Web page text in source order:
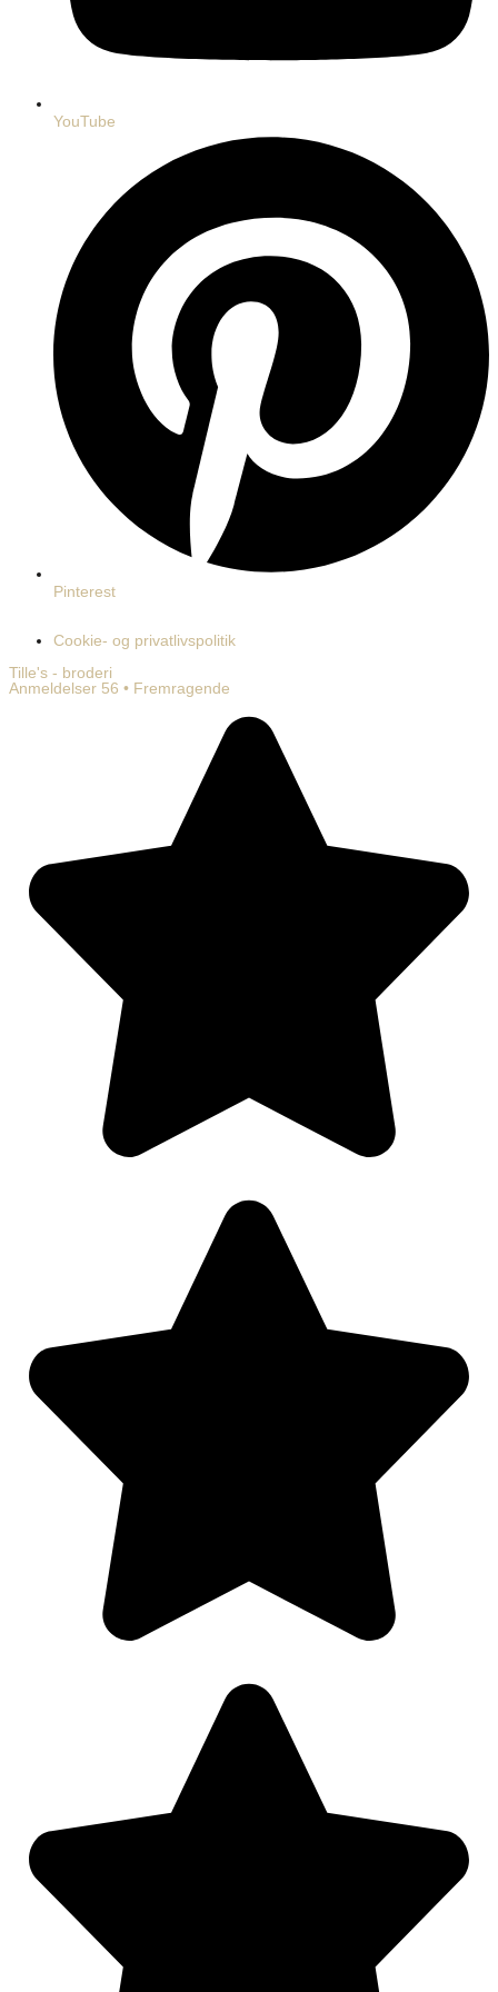
YouTube
Pinterest
Tille's - broderi
Anmeldelser 56 • Fremragende
Cookie- og privatlivspolitik